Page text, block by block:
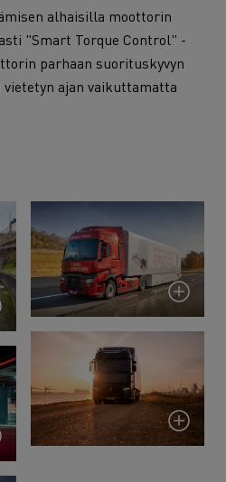
alhaisilla moottorin
"Smart Torque Control" -
parhaan suorituskyvyn
ajan vaikuttamatta